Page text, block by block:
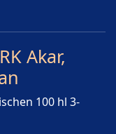
Akar,
100 hl 3-